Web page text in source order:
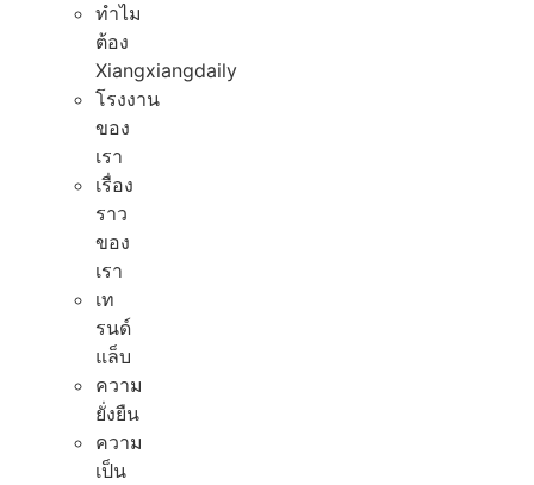
ทําไม
ต้อง
Xiangxiangdaily
โรงงาน
ของ
เรา
เรื่อง
ราว
ของ
เรา
เท
รนด์
แล็บ
ความ
ยั่งยืน
ความ
เป็น